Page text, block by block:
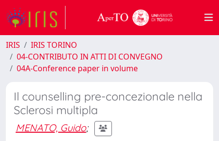
IRIS
IRIS TORINO
04-CONTRIBUTO IN ATTI DI CONVEGNO
04A-Conference paper in volume
Il counselling pre-concezionale nella
Sclerosi multipla
MENATO, Guido;